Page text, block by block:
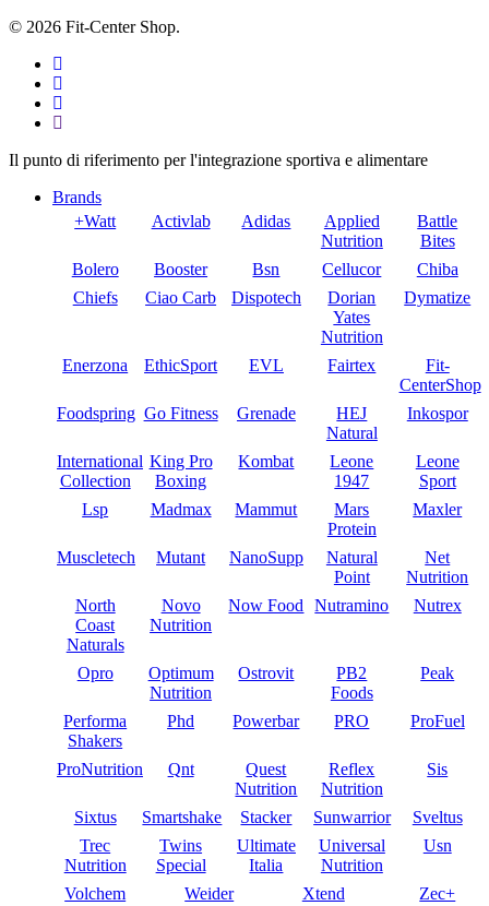
© 2026 Fit-Center Shop.
twitter
facebook
google-
plus
instagram
Close
Il punto di riferimento per l'integrazione sportiva e alimentare
Brands
+Watt
Activlab Adidas
Applied
Nutrition
Battle
Bites
Bolero
Booster Bsn Cellucor
Chiba
Chiefs
Ciao Carb Dispotech
Dorian
Yates
Nutrition
Dymatize
Enerzona EthicSport EVL Fairtex
Fit-
CenterShop
Foodspring Go Fitness Grenade
HEJ
Natural
Inkospor
International
Collection
King Pro
Boxing
Kombat
Leone
1947
Leone
Sport
Lsp
Madmax Mammut
Mars
Protein
Maxler
Muscletech Mutant NanoSupp
Natural
Point
Net
Nutrition
North
Coast
Naturals
Novo
Nutrition
Now Food Nutramino Nutrex
Opro
Optimum
Nutrition
Ostrovit
PB2
Foods
Peak
Performa
Shakers
Phd Powerbar PRO ProFuel
ProNutrition Qnt
Quest
Nutrition
Reflex
Nutrition
Sis
Sixtus Smartshake Stacker Sunwarrior
Sveltus
Trec
Nutrition
Twins
Special
Ultimate
Italia
Universal
Nutrition
Usn
Volchem Weider Xtend
Zec+